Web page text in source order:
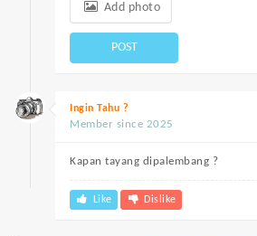
Add photo
POST
Ingin Tahu ?
Member since 2025
Kapan tayang dipalembang ?
Like Dislike